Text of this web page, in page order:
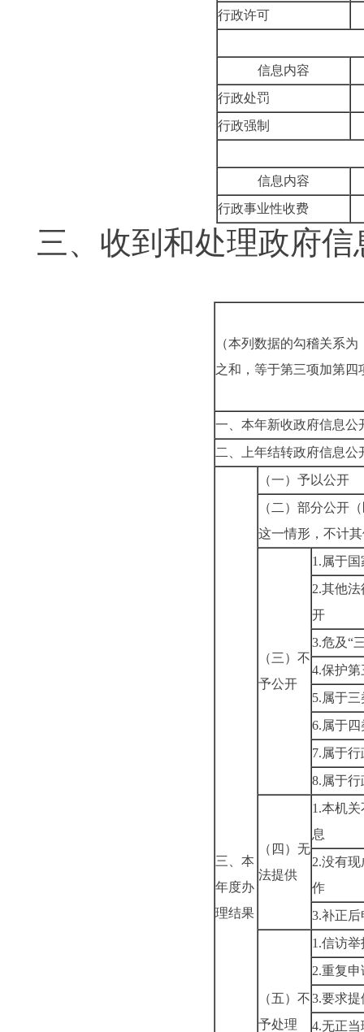
行政许可
信息内容
行政处罚
行政强制
信息内容
行政事业性收费
三、 收到和处理政府
（本列数据的勾稽关系
之和，等于第三项加第四
一、本年新收政府信息公
二、上年结转政府信息公
三、本
年度办
理结果
（一）予以公开
（二）部分公开
这一情形，不计
（三）不
予公开
1.属于
2.其他
开
3.危及“
4.保护
5.属于
6.属于
7.属于
8.属于
（四）无
法提供
1.本机
息
2.没有
作
3.补正
（五）不
予处理
1.信访
2.重复申
3.要求
4.无正